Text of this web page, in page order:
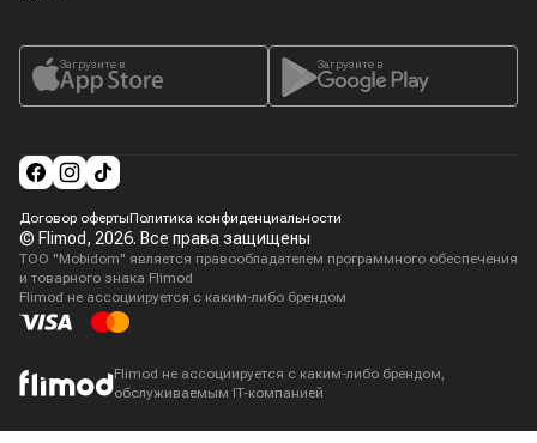
Загрузите в Загрузите в
Договор офертыПолитика конфиденциальности
© Flimod, 2026. Все права защищены
ТОО "Mobidom" является правообладателем программного обеспечения
и товарного знака Flimod
Flimod не ассоциируется с каким-либо брендом
Flimod не ассоциируется с каким-либо брендом,
обслуживаемым IT-компанией